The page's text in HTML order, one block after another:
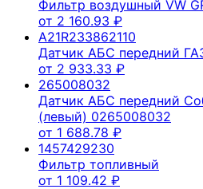
Фильтр воздушный VW
от 2 160.93 ₽
A21R233862110
Датчик АБС передний
от 2 933.33 ₽
265008032
Датчик АБС передний
(левый) 0265008032
от 1 688.78 ₽
1457429230
Фильтр топливный
от 1 109.42 ₽